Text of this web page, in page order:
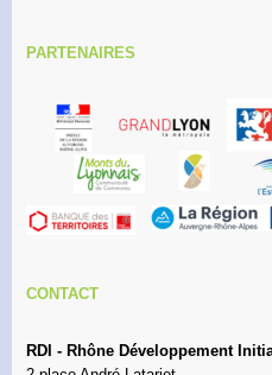
PARTENAIRES
CONTACT
RDI - Rhône Développement